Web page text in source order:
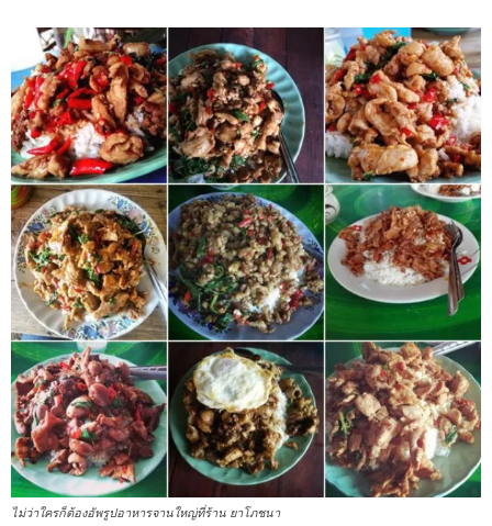
ไม่ว่าใครก็ต้องอัพรูปอาหารจานใหญ่ที่ร้าน ยาโภชนา